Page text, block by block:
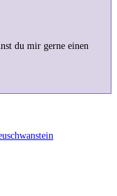
du mir gerne einen